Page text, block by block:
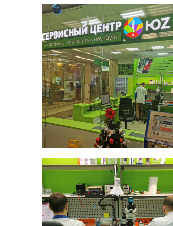
ул. Люблинская, 169 к2
10:00 - 22:00
+7 915 161-19-85 для
+7 980 435-47-17
+7 (495) 198-02-16
для
для